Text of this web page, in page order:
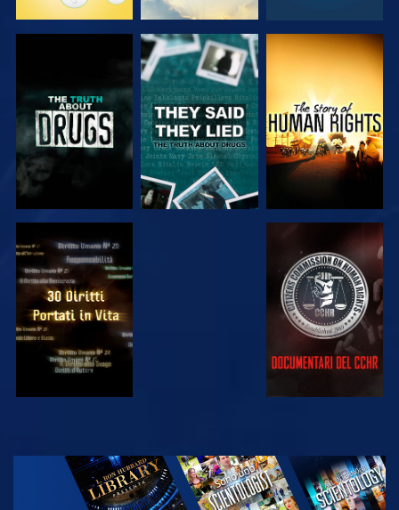
GUARDA GUARDA
GUARDA GUARDA
GUARDA
ESPLORA LE
SERIE